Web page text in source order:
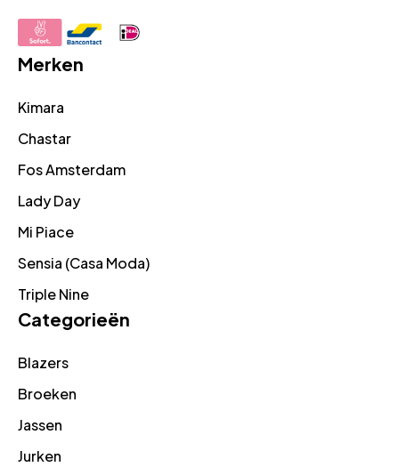
Merken
Kimara
Chastar
Fos Amsterdam
Lady Day
Mi Piace
Sensia (Casa Moda)
Triple Nine
Categorieën
Blazers
Broeken
Jassen
Jurken